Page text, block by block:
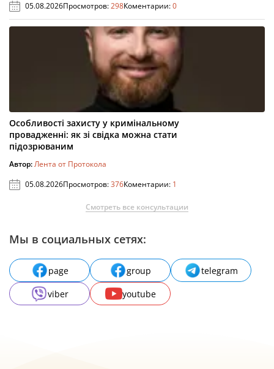
05.08.2026Просмотров:298Коментарии:0
Особливості захисту у кримінальному
провадженні: як зі свідка можна стати
підозрюваним
Автор:Лента от Протокола
05.08.2026Просмотров:376Коментарии: 1
Смотреть все консультации
Мы в социальных сетях:
page group
telegram
viber
youtube